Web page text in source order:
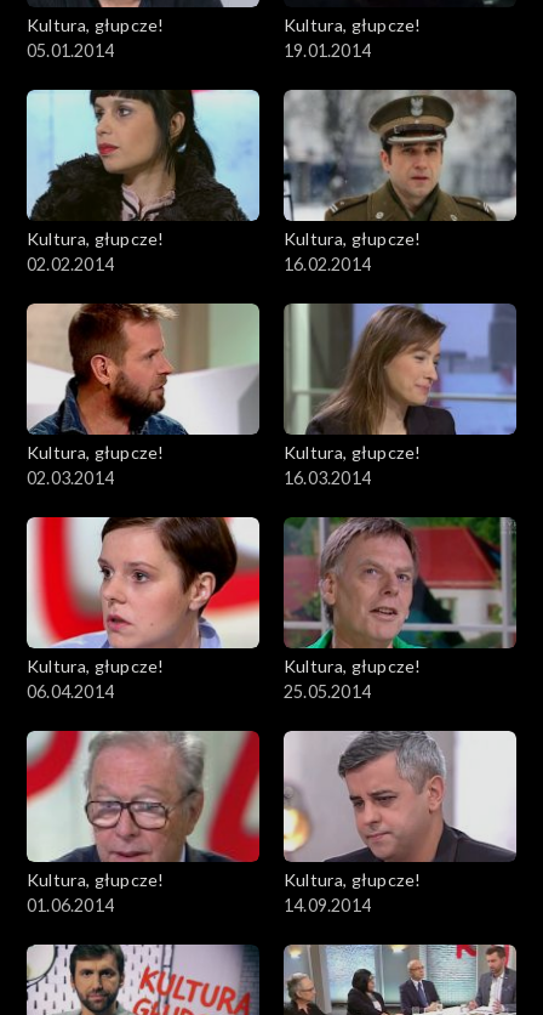
Kultura, głupcze!
05.01.2014
Kultura, głupcze!
19.01.2014
Kultura, głupcze!
02.02.2014
Kultura, głupcze!
16.02.2014
Kultura, głupcze!
02.03.2014
Kultura, głupcze!
16.03.2014
Kultura, głupcze!
06.04.2014
Kultura, głupcze!
25.05.2014
Kultura, głupcze!
01.06.2014
Kultura, głupcze!
14.09.2014